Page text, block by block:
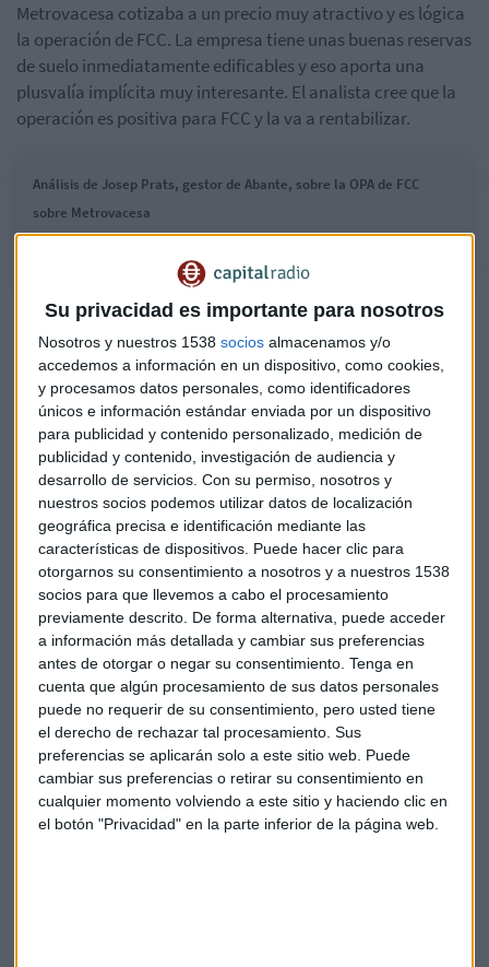
Su privacidad es importante para nosotros
Nosotros y nuestros 1538 socios almacenamos y/o
accedemos a información en un dispositivo, como cookies,
y procesamos datos personales, como identificadores
únicos e información estándar enviada por un dispositivo
para publicidad y contenido personalizado, medición de
publicidad y contenido, investigación de audiencia y
desarrollo de servicios. Con su permiso, nosotros y
nuestros socios podemos utilizar datos de localización
geográfica precisa e identificación mediante las
características de dispositivos. Puede hacer clic para
otorgarnos su consentimiento a nosotros y a nuestros 1538
socios para que llevemos a cabo el procesamiento
previamente descrito. De forma alternativa, puede acceder
a información más detallada y cambiar sus preferencias
antes de otorgar o negar su consentimiento. Tenga en
cuenta que algún procesamiento de sus datos personales
puede no requerir de su consentimiento, pero usted tiene
el derecho de rechazar tal procesamiento. Sus
preferencias se aplicarán solo a este sitio web. Puede
cambiar sus preferencias o retirar su consentimiento en
cualquier momento volviendo a este sitio y haciendo clic en
el botón "Privacidad" en la parte inferior de la página web.
Metrovacesa cotizaba a un precio muy atractivo y es lógica
la operación de FCC. La empresa tiene unas buenas reservas
de suelo inmediatamente edificables y eso aporta una
plusvalía implícita muy interesante. El analista cree que la
operación es positiva para FCC y la va a rentabilizar.
Análisis de Josep Prats, gestor de Abante, sobre la OPA de FCC
sobre Metrovacesa
El grupo controlado por Carlos Slimha asegurado que
tiene comprometida financiación suficiente para obtener
los fondos necesarios para atender la contraprestación
total de la oferta, la cual se formula como una
compraventa.
Carlos Slim, máximo accionista del grupo FCC
Casi un tercio del capital
FCC cuenta ya con el 5,4% de las acciones de la inmobiliaria